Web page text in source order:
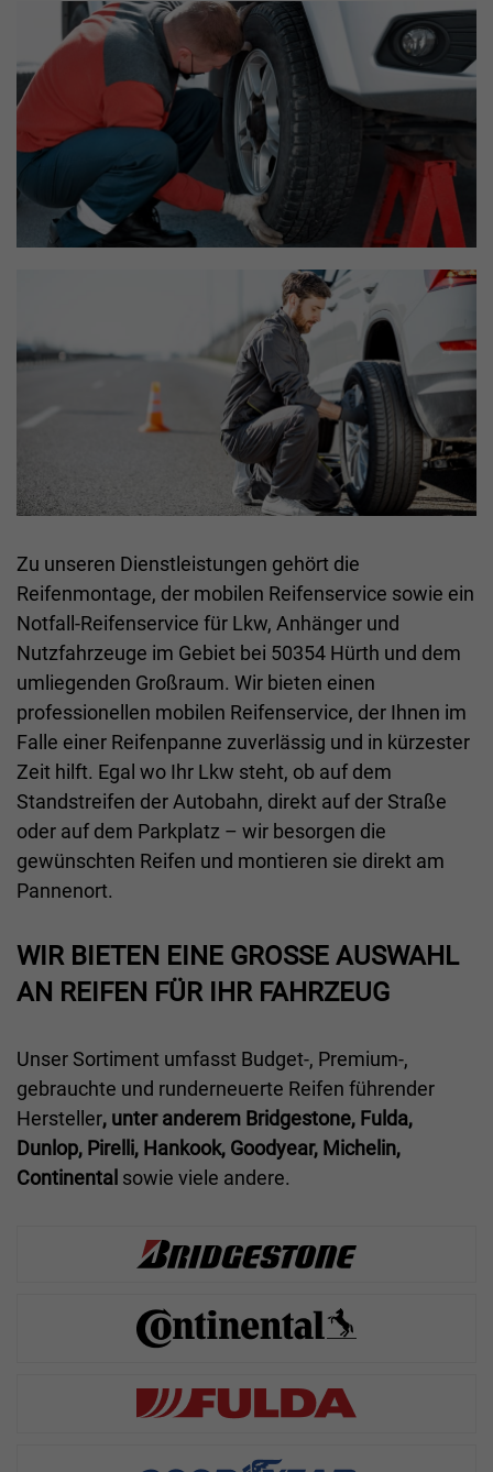
Zu unseren Dienstleistungen gehört die
Reifenmontage, der mobilen Reifenservice sowie ein
Notfall-Reifenservice für Lkw, Anhänger und
Nutzfahrzeuge im Gebiet bei 50354 Hürth und dem
umliegenden Großraum. Wir bieten einen
professionellen mobilen Reifenservice, der Ihnen im
Falle einer Reifenpanne zuverlässig und in kürzester
Zeit hilft. Egal wo Ihr Lkw steht, ob auf dem
Standstreifen der Autobahn, direkt auf der Straße
oder auf dem Parkplatz – wir besorgen die
gewünschten Reifen und montieren sie direkt am
Pannenort.
WIR BIETEN EINE GROSSE AUSWAHL A
N REIFEN FÜR IHR FAHRZEUG
Unser Sortiment umfasst Budget-, Premium-,
gebrauchte und runderneuerte Reifen führender
Hersteller, unter anderem Bridgestone, Fulda,
Dunlop, Pirelli, Hankook, Goodyear, Michelin,
Continental sowie viele andere.